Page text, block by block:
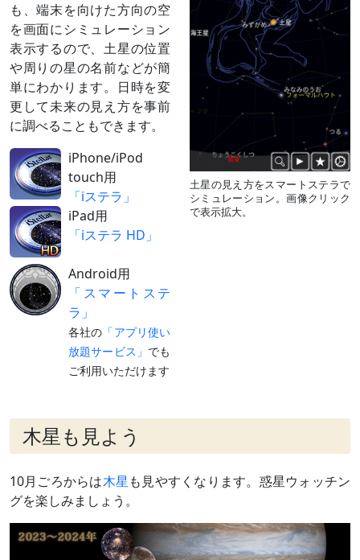
も、端末を向けた方向の空
を画面にシミュレーション
表示するので、土星の位置
や周りの星の名前などが簡
単にわかります。日時を変
更して未来の見え方を事前
に調べることもできます。
iPhone/iPod
touch用
「iステラ」
iPad用
「iステラ HD」
Android用
「スマートステ
ラ」
各社の 「アプリ使い
放題サービス」 でも
ご利用いただけます
土星の見え方をスマートステラで
シミュレーション。画像クリック
で表示拡大。
木星も見よう
10月ごろからは木星 も見やすくなります。惑星ウォッチン
グを楽しみましょう。